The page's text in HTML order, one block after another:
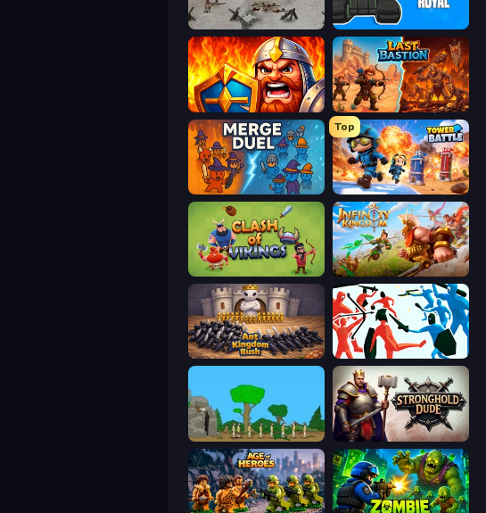
Warfare 1944 Tank Merge Royal
WarLink: Crown & Clash Last Bastion
MergeDuel.io
Top
Tower Battle
Clash of Vikings Infinity Kingdom
Ant Kingdom Rush Funny Battle Simulator
Age Of War Stronghold Dude